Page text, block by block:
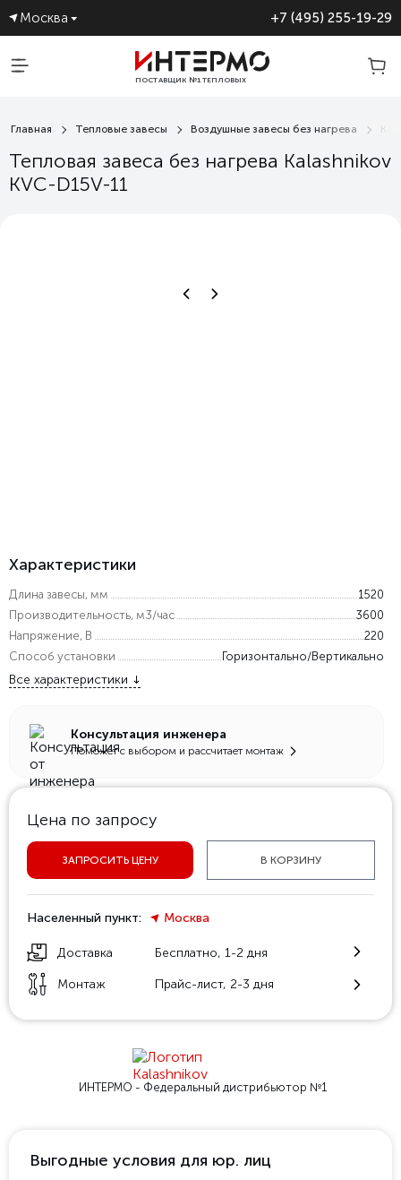
Москва +7 (495) 255-19-29
ПОСТАВЩИК №1 ТЕПЛОВЫХ
Главная Тепловые завесы Воздушные завесы без нагрева
Тепловая завеса без нагрева Kalashnikov
KVC-D15V-11
Характеристики
Длина завесы, мм
1520
Производительность, м3/час
3600
Напряжение, В
220
Способ установки
Горизонтально/Вертикально
Все характеристики
Консультация инженера
Поможет с выбором и рассчитает монтаж
Цена по запросу
ЗАПРОСИТЬ ЦЕНУ В КОРЗИНУ
Населенный пункт: Москва
Доставка Бесплатно, 1-2 дня
Монтаж Прайс-лист, 2-3 дня
ИНТЕРМО - Федеральный дистрибьютор №1
Выгодные условия для юр. лиц